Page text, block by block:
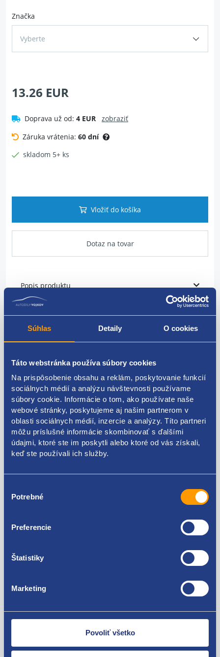
Súhlas Detaily O cookies
Táto webstránka používa súbory cookies
Na prispôsobenie obsahu a reklám, poskytovanie funkcií
sociálnych médií a analýzu návštevnosti používame
súbory cookie. Informácie o tom, ako používate naše
webové stránky, poskytujeme aj našim partnerom v
oblasti sociálnych médií, inzercie a analýzy. Títo partneri
môžu príslušné informácie skombinovať s ďalšími
údajmi, ktoré ste im poskytli alebo ktoré od vás získali,
keď ste používali ich služby.
súhlasu
Potrebné
Preferencie
Štatistiky
Marketing
Povoliť všetko
Značka
Vyberte
13.26 EUR
Doprava už od: 4 EUR
zobraziť
Záruka vrátenia: 60 dní
skladom 5+ ks
Vložiť do košíka
Dotaz na tovar
Popis produktu
číslo: IWP095
0280158169
Kódy produktov
71729224 71719101 46791211 71718655
Použiteľné pre vozidlá
Fiat Panda 2003- 1.1 8V
Fiat Seicento 1.1 MPI
Nie ste spokojní? Vyriešime to!
zakúpenia. Alebo vám pošleme náhradu.